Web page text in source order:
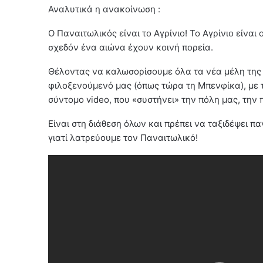
Αναλυτικά η ανακοίνωση :
Ο Παναιτωλικός είναι το Αγρίνιο! Το Αγρίνιο
σχεδόν ένα αιώνα έχουν κοινή πορεία.
Θέλοντας να καλωσορίσουμε όλα τα νέα μέλη
φιλοξενούμενό μας (όπως τώρα τη Μπενφίκα), με
σύντομο video, που «συστήνει» την πόλη μας, την
Είναι στη διάθεση όλων και πρέπει να ταξιδέψει
γιατί λατρεύουμε τον Παναιτωλικό!